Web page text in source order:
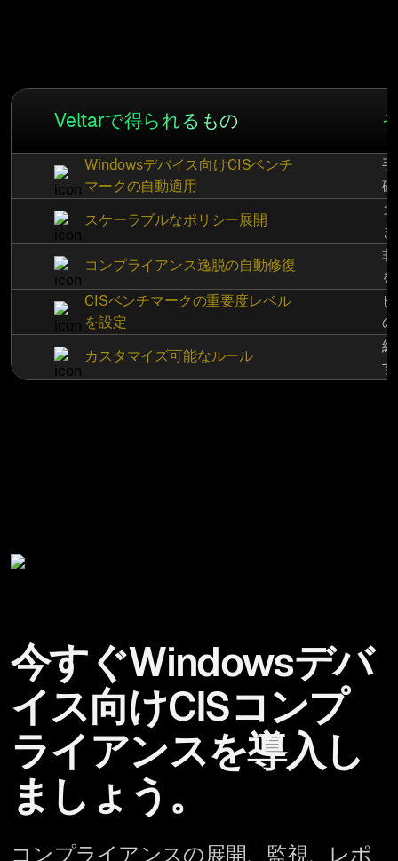
Veltarで得られるもの
Windowsデバイス向けCISベンチ
マークの自動適用
スケーラブルなポリシー展開
コンプライアンス逸脱の自動修復
CISベンチマークの重要度レベル
を設定
カスタマイズ可能なルール
今すぐWindowsデバ
イス向けCISコンプ
ライアンスを導入し
ましょう。
コンプライアンスの展開、監視、レポ